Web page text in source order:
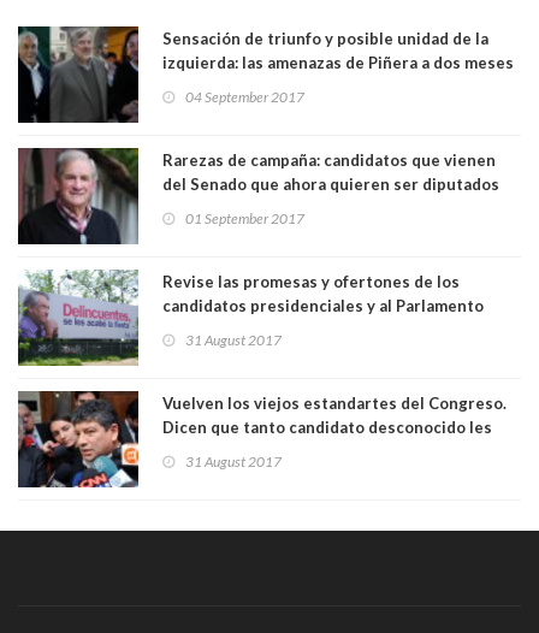
Sensación de triunfo y posible unidad de la
izquierda: las amenazas de Piñera a dos meses
04 September 2017
Rarezas de campaña: candidatos que vienen
del Senado que ahora quieren ser diputados
01 September 2017
Revise las promesas y ofertones de los
candidatos presidenciales y al Parlamento
31 August 2017
Vuelven los viejos estandartes del Congreso.
Dicen que tanto candidato desconocido les
31 August 2017